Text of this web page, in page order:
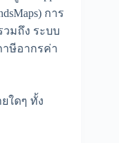
การ
วมถึง ระบบ
ษีอากรค่า
ใดๆ ทั้ง